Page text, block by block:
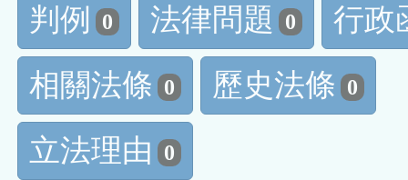
判例
0 法律問題 0
行政
相關法條 0 歷史法條 0
立法理由 0